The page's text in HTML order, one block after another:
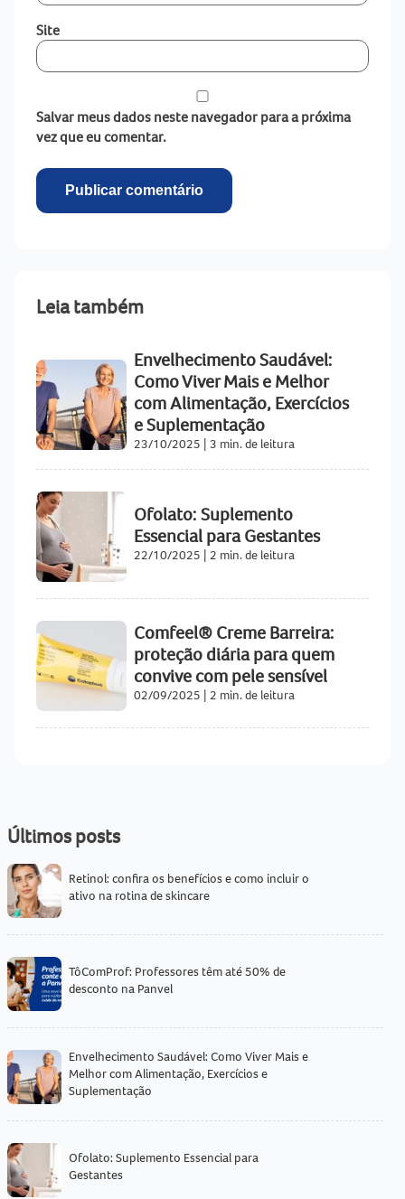
Site
Salvar meus dados neste navegador para a próxima
vez que eu comentar.
Leia também
Envelhecimento Saudável:
Como Viver Mais e Melhor
com Alimentação, Exercícios
e Suplementação
23/10/2025 | 3 min. de leitura
Ofolato: Suplemento
Essencial para Gestantes
22/10/2025 | 2 min. de leitura
Comfeel® Creme Barreira:
proteção diária para quem
convive com pele sensível
02/09/2025 | 2 min. de leitura
Últimos posts
Retinol: confira os benefícios e como incluir o
ativo na rotina de skincare
TôComProf: Professores têm até 50% de
desconto na Panvel
Envelhecimento Saudável: Como Viver Mais e
Melhor com Alimentação, Exercícios e
Suplementação
Ofolato: Suplemento Essencial para
Gestantes